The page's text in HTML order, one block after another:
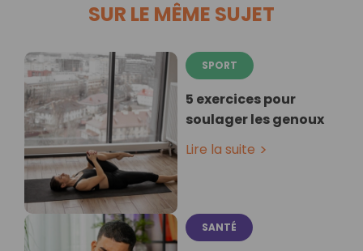
SUR LE MÊME SUJET
SPORT
5 exercices pour
soulager les genoux
Lire la suite
SANTÉ